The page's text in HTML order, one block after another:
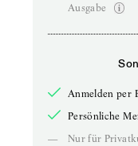
Ausgabe
Anmelden per
Persönliche
—
Nur für